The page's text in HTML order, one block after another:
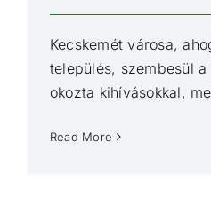
Kecskemét városa,
település, szembesül
okozta kihívásokkal,
Read More